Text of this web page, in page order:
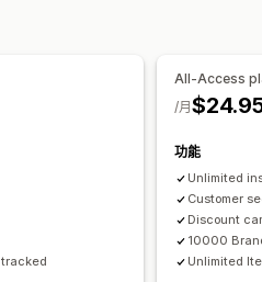
All-Access
/月
功能
Unlimited
Customer
Discount
10000
Unlimited